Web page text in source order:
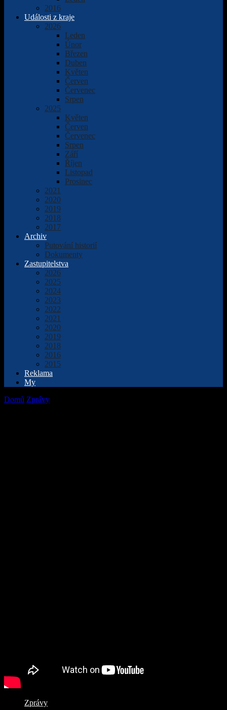
2016
Události z kraje
2026
Leden
Únor
Březen
Duben
Květen
Červen
Červenec
Srpen
2025
Květen
Červen
Červenec
Srpen
Září
Říjen
Listopad
Prosinec
2021
2020
2019
2018
2017
Archiv
Putování historií
Dokumenty
Zastupitelstva
2026
2025
2024
2023
2022
2021
2020
2019
2018
2016
2015
Reklama
My
Domů Zprávy
Zprávy